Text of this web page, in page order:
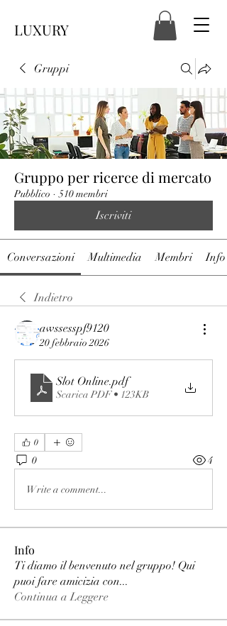
LUXURY
Gruppi
Gruppo per ricerce di mercato
Pubblico · 510 membri
Iscriviti
Conversazioni Multimedia Membri Info
Indietro
awssesspf9120
20 febbraio 2026
Slot Online.pdf
Scarica PDF • 123KB
0
0 4
Write a comment...
Info
Ti diamo il benvenuto nel gruppo! Qui
puoi fare amicizia con...
Continua a Leggere